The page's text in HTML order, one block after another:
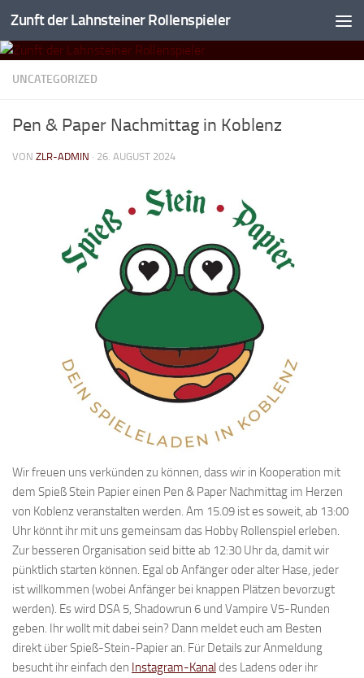
Zum Inhalt springen
Zunft der Lahnsteiner Rollenspieler
UNCATEGORIZED
Pen & Paper Nachmittag in Koblenz
VON ZLR-ADMIN · 26. AUGUST 2024
Wir freuen uns verkünden zu können, dass wir in Kooperation mit
dem Spieß Stein Papier einen Pen & Paper Nachmittag im Herzen
von Koblenz veranstalten werden. Am 15.09 ist es soweit, ab 13:00
Uhr könnt ihr mit uns gemeinsam das Hobby Rollenspiel erleben.
Zur besseren Organisation seid bitte ab 12:30 Uhr da, damit wir
pünktlich starten können. Egal ob Anfänger oder alter Hase, jeder
ist willkommen (wobei Anfänger bei knappen Plätzen bevorzugt
werden). Es wird DSA 5, Shadowrun 6 und Vampire V5-Runden
geben. Ihr wollt mit dabei sein? Dann meldet euch am Besten
direkt über Spieß-Stein-Papier an. Für Details zur Anmeldung
besucht ihr einfach den Instagram-Kanaldes Ladens oder ihr